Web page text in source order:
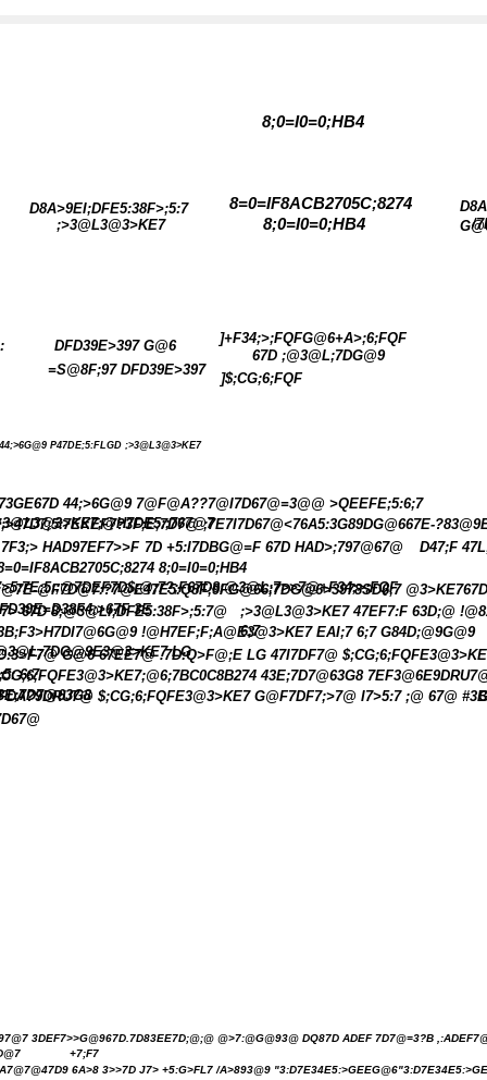
P47DE;5:FLGD ;>3@L3@3>KE7
44;>6G@9 7@F@A??7@I7D67@=3@@ >QEEFE;5:6;7
;7E7I7D67@<76A5:3G89DG@667E-
7F3;> HAD97EF7>>F 7D +5:I7DBG@=F 67D HAD>;797@67@
D47;F
8;0=I0=0;HB4
@F7D@7:?7@E47E5:Q8F;9FG@66;7DG@6>3978SD6;7
3E
67D 8;@3@LI;DFE5:38F>;5:7@
;>3@L3@3>KE7 47EF7:F 63D;@
6;7
!@H7EF;F;A@E3@3>KE7 EAI;7 6;7 G84D;@9G@9
LG
G@6 67EE7@ .7D:Q>F@;E LG 47I7DF7@
6;7
BC0C8B274 43E;7D7@63G8
$;CG;6;FQFE3@3>KE7 G@F7DF7;>7@ I7>5:7 ;@ 67@
3DEF7>>G@967D.7D83EE7D;@;@ @>7:@G@93@ DQ87D ADEF 7D7@=3?B
+7;F7
6A>8 3>>7D J7> +5:G>FL7 /A>893@9
8;0=I0=0;HB4
D8A>9EI;DFE5:38F>;5:7
;>3@L3@3>KE7
:
DFD39E>397 G@6
=S@8F;97 DFD39E>397
8=0=IF8ACB2705C;8274
8;0=I0=0;HB4
/
]+F34;>;FQFG@6+A>;6;FQF
67D ;@3@L;7DG@9
]$;CG;6;FQF